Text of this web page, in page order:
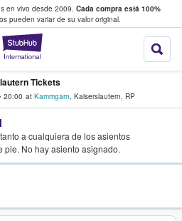
en vivo desde 2009. Cada compra está 100%
pueden variar de su valor original.
StubHub: donde
venden boletos
Tickets
20:00 at Kammgarn, Kaiserslautern, RP
a cualquiera de los asientos
No hay asiento asignado.